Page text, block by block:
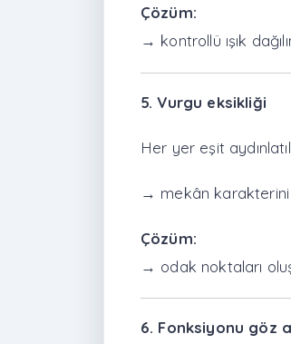
Çözüm:
→ kontrollü ışık
5. Vurgu eksikliği
Her yer eşit
→ mekân
Çözüm:
→ odak noktaları
6. Fonksiyonu göz